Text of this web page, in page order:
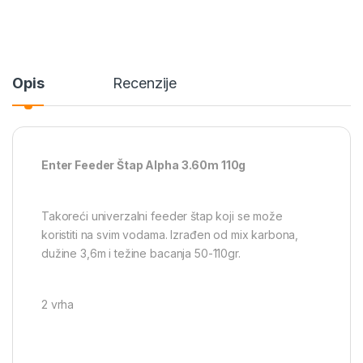
Opis Recenzije
Enter Feeder Štap Alpha 3.60m 110g
Takoreći univerzalni feeder štap koji se može
koristiti na svim vodama. Izrađen od mix karbona,
dužine 3,6m i težine bacanja 50-110gr.
2 vrha